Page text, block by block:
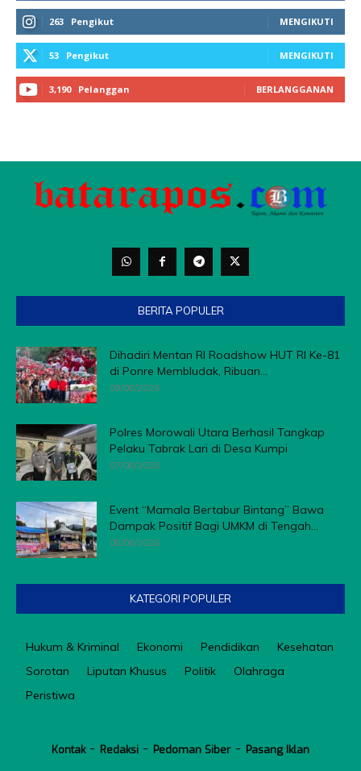
263 Pengikut MENGIKUTI
53 Pengikut MENGIKUTI
3,190 Pelanggan BERLANGGANAN
BERITA POPULER
Dihadiri Mentan RI Roadshow HUT RI Ke-81
di Ponre Membludak, Ribuan...
09/08/2026
Polres Morowali Utara Berhasil Tangkap
Pelaku Tabrak Lari di Desa Kumpi
07/08/2026
Event “Mamala Bertabur Bintang” Bawa
Dampak Positif Bagi UMKM di Tengah...
08/08/2026
KATEGORI POPULER
Hukum & Kriminal Ekonomi Pendidikan
Kesehatan
Sorotan
Liputan Khusus Politik
Olahraga
Peristiwa
Kontak Redaksi Pedoman Siber Pasang Iklan